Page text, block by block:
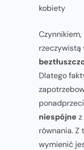
kobiety
rzeczywistą
Dlatego
niespójne
równania.
wymienić